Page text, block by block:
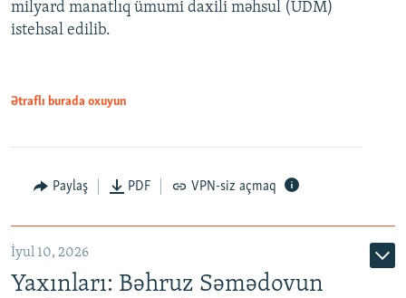
Auto 240p 360p 480p
480p
milyard manatlıq ümumi daxili məhsul (ÜDM)
istehsal edilib.
Ətraflı burada oxuyun
Paylaş PDF VPN-siz açmaq
İyul 10, 2026
Yaxınları: Bəhruz Səmədovun